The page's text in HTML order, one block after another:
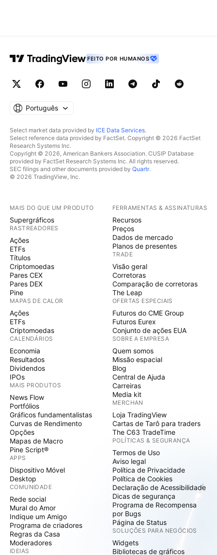
FEITO POR HUMANOS
Português
Select market data provided by ICE Data Services.
Select reference data provided by FactSet. Copyright © 2026 FactSet
Research Systems Inc.
Copyright © 2026, American Bankers Association. CUSIP Database
provided by FactSet Research Systems Inc. All rights reserved.
SEC filings and other documents provided by Quartr.
© 2026 TradingView, Inc.
MAIS DO QUE UM PRODUTO
Supergráficos
RASTREADORES
Ações
ETFs
Títulos
Criptomoedas
Pares CEX
Pares DEX
Pine
MAPAS DE CALOR
Ações
ETFs
Criptomoedas
CALENDÁRIOS
Economia
Resultados
Dividendos
IPOs
MAIS PRODUTOS
News Flow
Portfólios
Gráficos fundamentalistas
Curvas de Rendimento
Opções
Mapas de Macro
Pine Script®
APPS
Dispositivo Móvel
Desktop
COMUNIDADE
Rede social
Mural do Amor
Indique um Amigo
Programa de criadores
Regras da Casa
Moderadores
IDEIAS
FERRAMENTAS & ASSINATURAS
Recursos
Preços
Dados de mercado
Planos de presentes
TRADE
Visão geral
Corretoras
Comparação de corretoras
The Leap
OFERTAS ESPECIAIS
Futuros do CME Group
Futuros Eurex
Conjunto de ações EUA
SOBRE A EMPRESA
Quem somos
Missão espacial
Blog
Central de Ajuda
Carreiras
Media kit
MERCHAN
Loja TradingView
Cartas de Tarô para traders
The C63 TradeTime
POLÍTICAS & SEGURANÇA
Termos de Uso
Aviso legal
Política de Privacidade
Política de Cookies
Declaração de Acessibilidade
Dicas de segurança
Programa de Recompensa
por Bugs
Página de Status
SOLUÇÕES PARA NEGÓCIOS
Widgets
Bibliotecas de gráficos